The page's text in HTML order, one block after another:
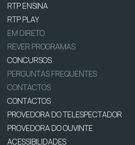
RTP ENSINA
RTP PLAY
EM DIRETO
REVER PROGRAMAS
CONCURSOS
PERGUNTAS FREQUENTES
CONTACTOS
CONTACTOS
PROVEDORA DO TELESPECTADOR
PROVEDORA DO OUVINTE
ACESSIBILIDADES